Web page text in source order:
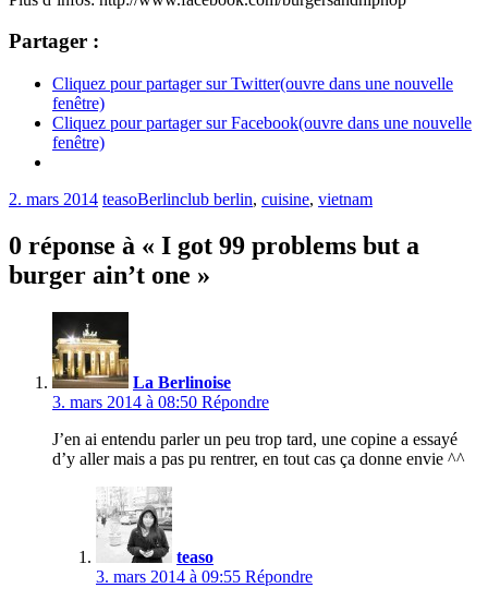
Partager :
Cliquez pour partager sur Twitter(ouvre dans une nouvelle
fenêtre)
Cliquez pour partager sur Facebook(ouvre dans une nouvelle
fenêtre)
2. mars 2014 teasoBerlinclub berlin, cuisine, vietnam
0 réponse à « I got 99 problems but a
burger ain’t one »
La Berlinoise
3. mars 2014 à 08:50 Répondre
J’en ai entendu parler un peu trop tard, une copine a essayé
d’y aller mais a pas pu rentrer, en tout cas ça donne envie ^^
teaso
3. mars 2014 à 09:55 Répondre